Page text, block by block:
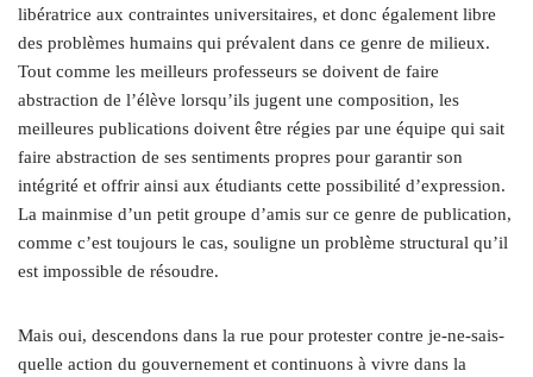
libératrice aux contraintes universitaires, et donc également libre
des problèmes humains qui prévalent dans ce genre de milieux.
Tout comme les meilleurs professeurs se doivent de faire
abstraction de l’élève lorsqu’ils jugent une composition, les
meilleures publications doivent être régies par une équipe qui sait
faire abstraction de ses sentiments propres pour garantir son
intégrité et offrir ainsi aux étudiants cette possibilité d’expression.
La mainmise d’un petit groupe d’amis sur ce genre de publication,
comme c’est toujours le cas, souligne un problème structural qu’il
est impossible de résoudre.
Mais oui, descendons dans la rue pour protester contre je-ne-sais-
quelle action du gouvernement et continuons à vivre dans la